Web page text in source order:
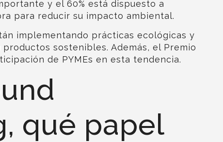
y el 60% está dispuesto a
para reducir su impacto ambiental.
implementando prácticas ecológicas y
sostenibles. Además, el Premio
de PYMEs en esta tendencia.
qué papel